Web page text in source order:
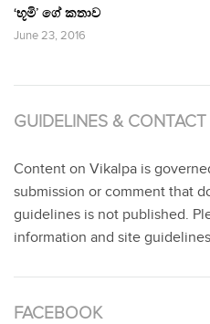
‘භූමි’ ගේ කතාව
June 23, 2016
GUIDELINES & CONTACT
Content on Vikalpa is
submission or comment that
guidelines is not published.
information and site
FACEBOOK